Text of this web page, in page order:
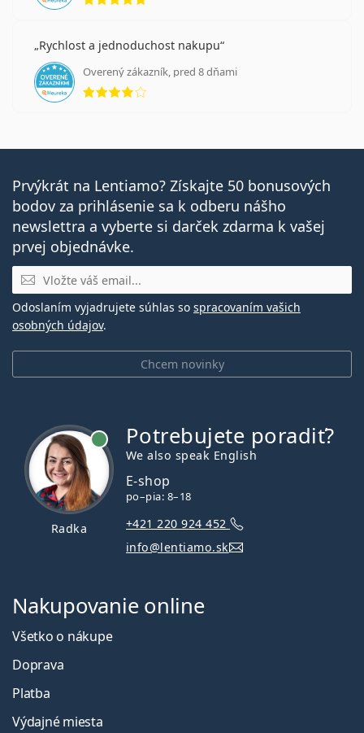
Rychlost a jednoduchost nakupu
Overený zákazník, pred 8 dňami
hodnotenie 4 z 5
Prvýkrát na Lentiamo? Získajte 50 bonusových
bodov za prihlásenie sa k odberu nášho
newslettra a vyberte si darček zdarma k vašej
prvej objednávke.
E-mail
Chcem novinky
Odoslaním vyjadrujete súhlas so spracovaním vašich
osobných údajov.
Radka
Potrebujete poradiť?
We also speak English
E-shop
po–pia: 8–18
+421 220 924 452
info@lentiamo.sk
Nakupovanie online
Všetko o nákupe
Doprava
Platba
Výdajné miesta